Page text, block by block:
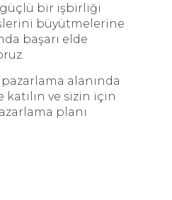
bir işbirliği
büyütmelerine
başarı elde
alanında
katılın ve sizin için
planı